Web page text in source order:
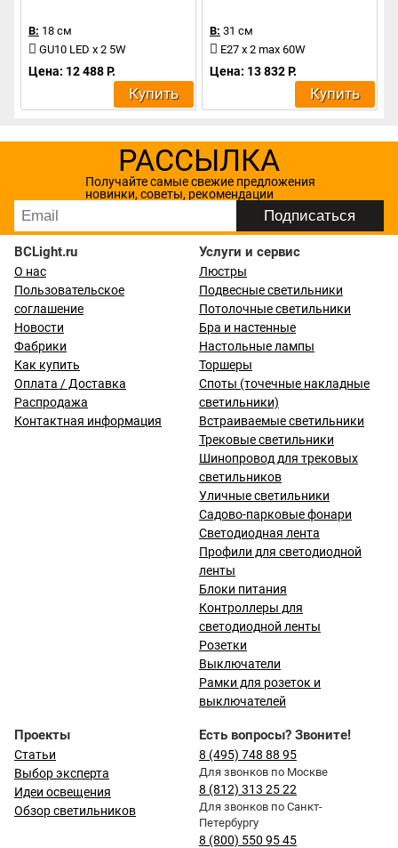
В: 18 см
GU10 LED x 2 5W
Цена: 12 488 Р.
Купить
В: 31 см
E27 x 2 max 60W
Цена: 13 832 Р.
Купить
РАССЫЛКА
Получайте самые свежие предложения
новинки, советы, рекомендации
BCLight.ru
О нас
Пользовательское
соглашение
Новости
Фабрики
Как купить
Оплата / Доставка
Распродажа
Контактная информация
Услуги и сервис
Люстры
Подвесные светильники
Потолочные светильники
Бра и настенные
Настольные лампы
Торшеры
Споты (точечные накладные
светильники)
Встраиваемые светильники
Трековые светильники
Шинопровод для трековых
светильников
Уличные светильники
Садово-парковые фонари
Светодиодная лента
Профили для светодиодной
ленты
Блоки питания
Контроллеры для
светодиодной ленты
Розетки
Выключатели
Рамки для розеток и
выключателей
Проекты
Статьи
Выбор эксперта
Идеи освещения
Обзор светильников
Есть вопросы? Звоните!
8 (495) 748 88 95
Для звонков по Москве
8 (812) 313 25 22
Для звонков по Санкт-
Петербургу
8 (800) 550 95 45